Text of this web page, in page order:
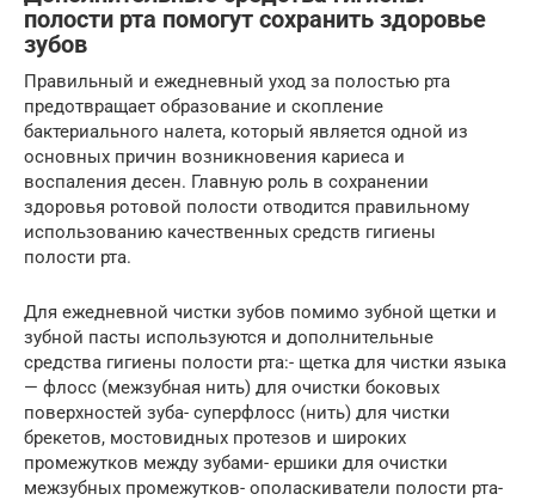
полости рта помогут сохранить здоровье
зубов
Правильный и ежедневный уход за полостью рта
предотвращает образование и скопление
бактериального налета, который является одной из
основных причин возникновения кариеса и
воспаления десен. Главную роль в сохранении
здоровья ротовой полости отводится правильному
использованию качественных средств гигиены
полости рта.
Для ежедневной чистки зубов помимо зубной щетки и
зубной пасты используются и дополнительные
средства гигиены полости рта:- щетка для чистки языка
— флосс (межзубная нить) для очистки боковых
поверхностей зуба- суперфлосс (нить) для чистки
брекетов, мостовидных протезов и широких
промежутков между зубами- ершики для очистки
межзубных промежутков- ополаскиватели полости рта-